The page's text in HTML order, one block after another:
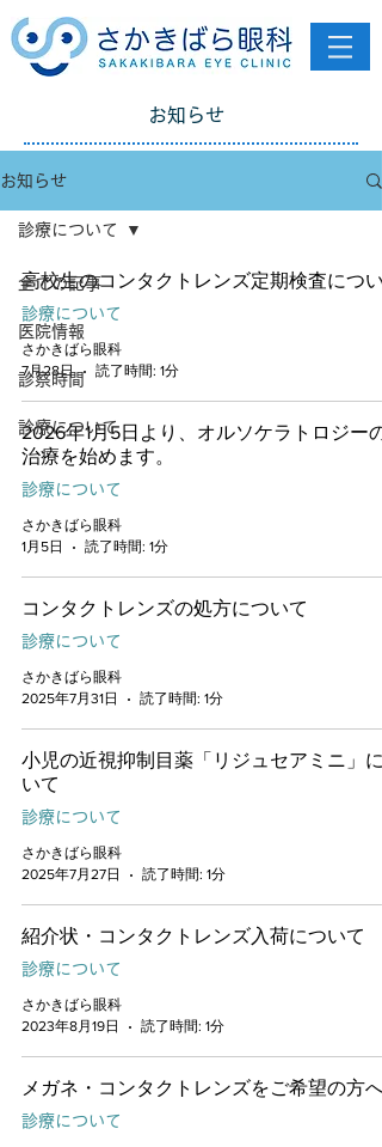
お知らせ
お知らせ
全ての記事
医院情報
診察時間
診療について
診療について
高校生のコンタクトレンズ定期検査につい
診療について
さかきばら眼科
7月28日
読了時間: 1分
2026年1月5日より、オルソケラトロジーの
治療を始めます。
診療について
さかきばら眼科
1月5日
読了時間: 1分
コンタクトレンズの処方について
診療について
さかきばら眼科
2025年7月31日
読了時間: 1分
小児の近視抑制目薬「リジュセアミニ」に
いて
診療について
さかきばら眼科
2025年7月27日
読了時間: 1分
紹介状・コンタクトレンズ入荷について
診療について
さかきばら眼科
2023年8月19日
読了時間: 1分
メガネ・コンタクトレンズをご希望の方へ
診療について